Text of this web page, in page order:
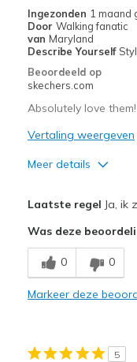
Ingezonden 1 maand
Door Walking fanatic
van Maryland
Describe Yourself
Beoordeeld op
skechers.com
Absolutely love
Vertaling weergeven
Meer details
Breathe Well
Comfortable
Laatste regel Ja, ik
Was deze
0 0
Markeer deze
5